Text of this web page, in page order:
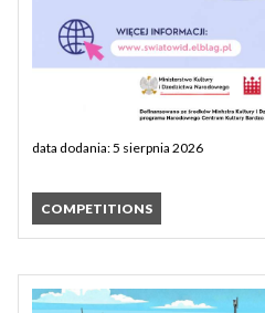
data dodania: 5 sierpnia 2026
COMPETITIONS